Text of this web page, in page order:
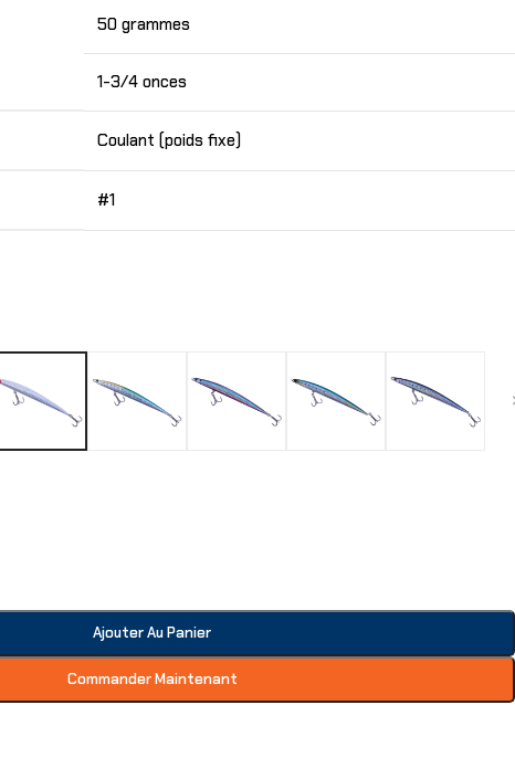
50 grammes
1-3/4 onces
Coulant (poids fixe)
#1
Ajouter Au Panier
Commander Maintenant